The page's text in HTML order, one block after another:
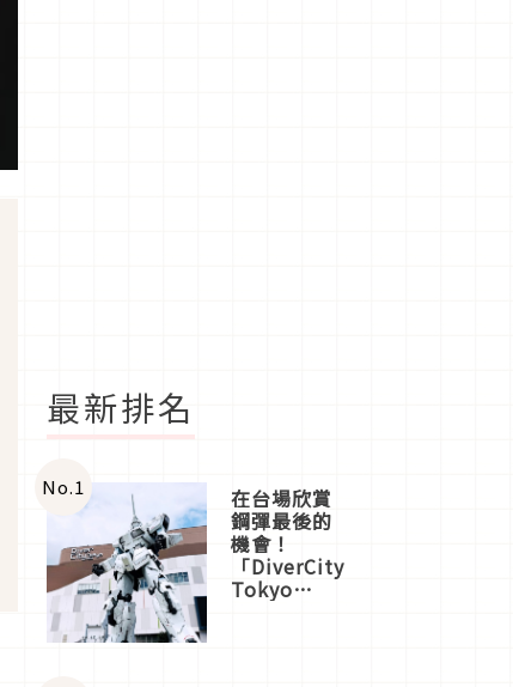
最新排名
No.1 在台場欣賞
鋼彈最後的
機會！
「DiverCity
Tokyo